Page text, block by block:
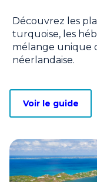
Découvrez les
turquoise, les
mélange unique
néerlandaise.
Voir le guide